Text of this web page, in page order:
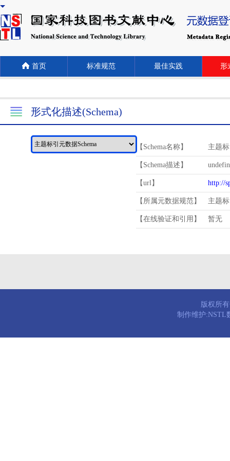
首页 标准规范 最佳实践 形
形式化描述(Schema)
【Schema名称】 主题
【Schema描述】
【url】 http://
【所属元数据规范】 主题
【在线验证和引用】 暂无
版权所
制作维护:NSTL